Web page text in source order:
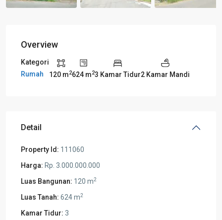
Overview
Kategori
Rumah
120 m2624 m23 Kamar Tidur2 Kamar Mandi
Detail
Property Id: 111060
Harga: Rp. 3.000.000.000
Luas Bangunan: 120 m2
Luas Tanah: 624 m2
Kamar Tidur: 3